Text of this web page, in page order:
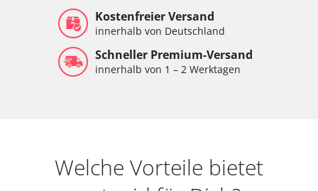
Kostenfreier Versand
innerhalb von Deutschland
Schneller Premium-Versand
innerhalb von 1 – 2 Werktagen
Welche Vorteile bietet